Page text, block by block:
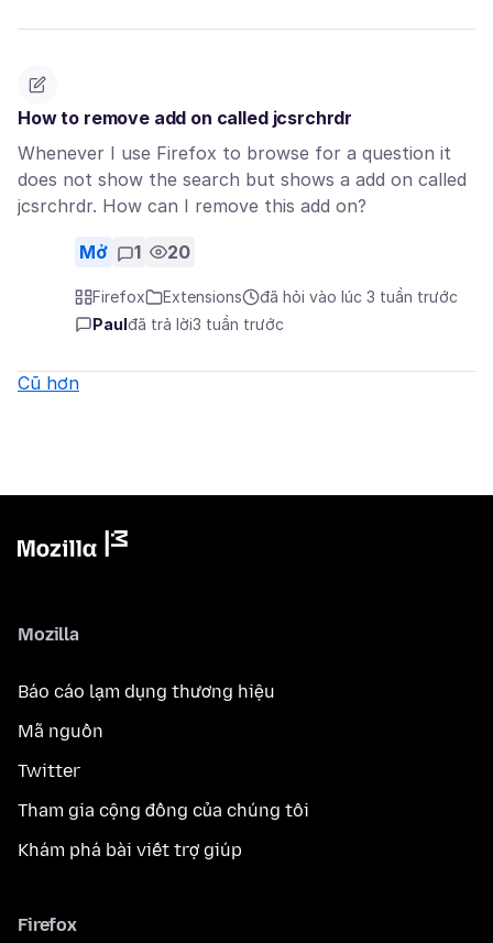
How to remove add on called jcsrchrdr
Whenever I use Firefox to browse for a question it
does not show the search but shows a add on called
jcsrchrdr. How can I remove this add on?
Mở 1 20
Firefox Extensions
đã hỏi vào lúc 3 tuần trước
Paul đã trả lời3 tuần trước
Cũ hơn
Mozilla
Báo cáo lạm dụng thương hiệu
Mã nguồn
Twitter
Tham gia cộng đồng của chúng tôi
Khám phá bài viết trợ giúp
Firefox